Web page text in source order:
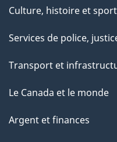
Culture, histoire et sport
Services de police,
Transport et
Le Canada et le monde
Argent et finances